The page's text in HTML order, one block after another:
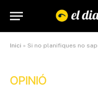
Inici » Si no planifiques no
OPINIÓ